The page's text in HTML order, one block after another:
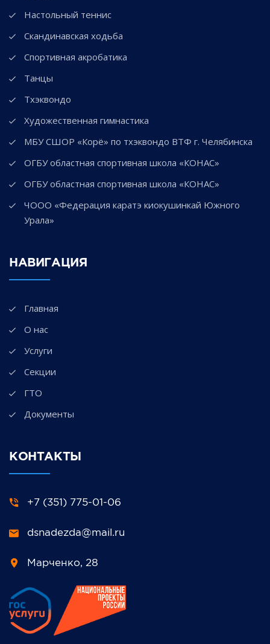
Настольный теннис
Скандинавская ходьба
Спортивная акробатика
Танцы
Тхэквондо
Художественная гимнастика
МБУ СШОР «Корё» по тхэквондо ВТФ г. Челябинска
ОГБУ областная спортивная школа «КОНАС»
ОГБУ областная спортивная школа «КОНАС»
ЧООО «Федерация каратэ киокушинкай Южного
Урала»
НАВИГАЦИЯ
Главная
О нас
Услуги
Секции
ГТО
Документы
КОНТАКТЫ
+7 (351) 775-01-06
dsnadezda@mail.ru
Марченко, 28